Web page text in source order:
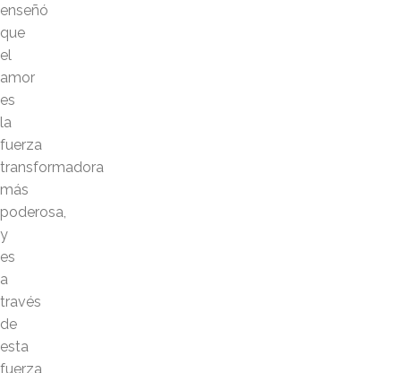
enseñó
que
el
amor
es
la
fuerza
transformadora
más
poderosa,
y
es
a
través
de
esta
fuerza